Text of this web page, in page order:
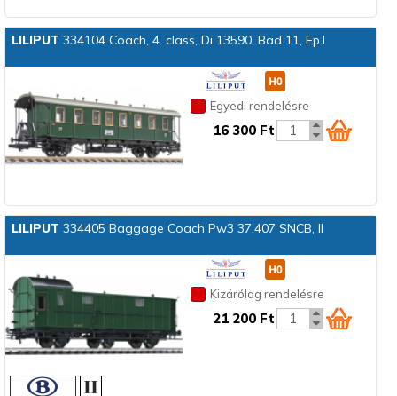
LILIPUT 334104 Coach, 4. class, Di 13590, Bad 11, Ep.I
Egyedi rendelésre
16 300 Ft
LILIPUT 334405 Baggage Coach Pw3 37.407 SNCB, II
Kizárólag rendelésre
21 200 Ft